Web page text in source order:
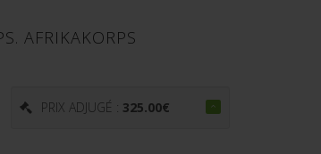
AFRIKAKORPS
PRIX ADJUGÉ : 325.00€